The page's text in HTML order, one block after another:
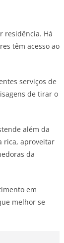
residência. Há
têm acesso ao
serviços de
de tirar o
além da
rica, aproveitar
da
em
melhor se